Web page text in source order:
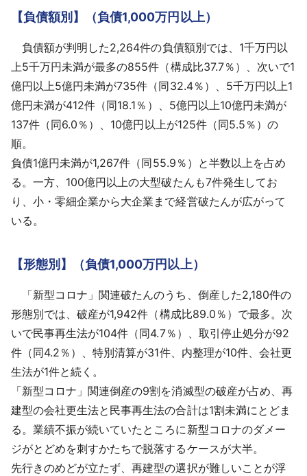
【負債額別】（負債1,000万円以上）
負債額が判明した2,264件の負債額別では、1千万円以
上5千万円未満が最多の855件（構成比37.7％）、次いで1
億円以上5億円未満が735件（同32.4％）、5千万円以上1
億円未満が412件（同18.1％）、5億円以上10億円未満が
137件（同6.0％）、10億円以上が125件（同5.5％）の
順。
負債1億円未満が1,267件（同55.9％）と半数以上を占め
る。一方、100億円以上の大型破たんも7件発生してお
り、小・零細企業から大企業まで経営破たんが広がって
いる。
【形態別】（負債1,000万円以上）
「新型コロナ」関連破たんのうち、倒産した2,180件の
形態別では、破産が1,942件（構成比89.0％）で最多。次
いで民事再生法が104件（同4.7％）、取引停止処分が92
件（同4.2％）、特別清算が31件、内整理が10件、会社更
生法が1件と続く。
「新型コロナ」関連倒産の9割を消滅型の破産が占め、再
建型の会社更生法と民事再生法の合計は1割未満にとどま
る。業績不振が続いていたところに新型コロナのダメー
ジがとどめを刺すかたちで脱落するケースが大半。
先行きのめどが立たず、再建型の選択が難しいことが浮